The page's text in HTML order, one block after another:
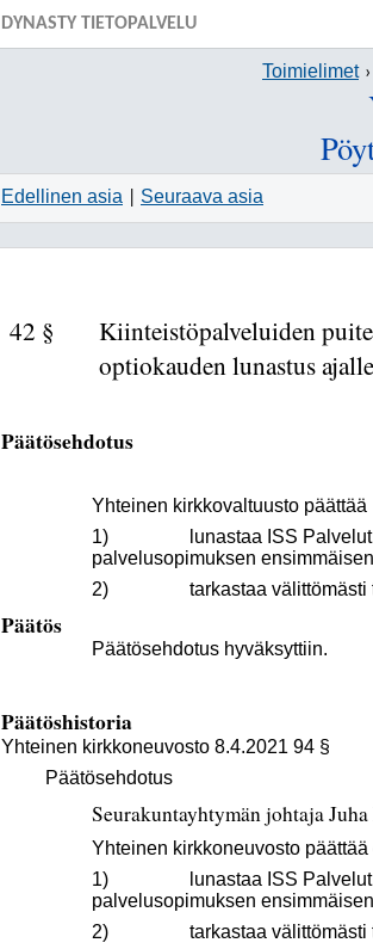
DYNASTY TIETOPALVELU
Toimielimet
Edellinen asia Seuraava asia
42 §
Kiinteistöpalveluiden
optiokauden lunastus
Päätösehdotus
Yhteinen kirkkovaltuusto päättää
1) lunastaa ISS Palvelut
palvelusopimuksen
2) tarkastaa välittömästi tätä
Päätös
Päätösehdotus hyväksyttiin.
Päätöshistoria
Yhteinen kirkkoneuvosto 8.4.2021 94 §
Päätösehdotus
Seurakuntayhtymän johtaja
Yhteinen kirkkoneuvosto
1) lunastaa ISS Palvelut
palvelusopimuksen
2) tarkastaa välittömästi tätä